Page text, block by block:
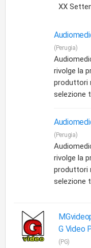
XX
(Perugia)
rivolge la
produttori
selezione
(Perugia)
rivolge la
produttori
selezione
G Video
(PG)